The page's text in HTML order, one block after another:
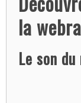
la
Le son